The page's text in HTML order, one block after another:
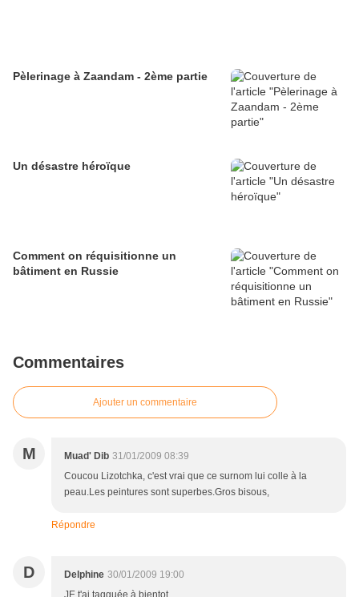
Pèlerinage à Zaandam - 2ème partie
Un désastre héroïque
Comment on réquisitionne un
bâtiment en Russie
Commentaires
Ajouter un commentaire
M Muad' Dib 31/01/2009 08:39
Coucou Lizotchka, c'est vrai que ce surnom lui colle à la
peau.Les peintures sont superbes.Gros bisous,
Répondre
D Delphine 30/01/2009 19:00
JE t'ai tagguée à bientot